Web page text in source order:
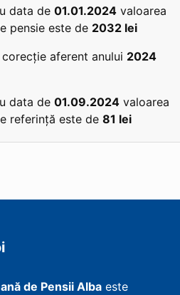
data de 01.01.2024 valoarea
pensie este de 2032 lei
aferent anului 2024
data de 01.09.2024 valoarea
referință este de 81 lei
de Pensii Alba este